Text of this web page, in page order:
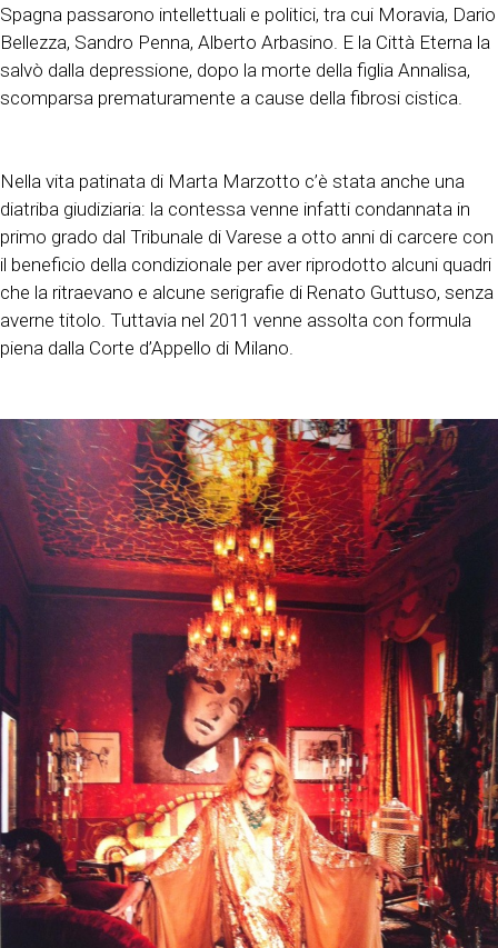
Spagna passarono intellettuali e politici, tra cui Moravia, Dario
Bellezza, Sandro Penna, Alberto Arbasino. E la Città Eterna la
salvò dalla depressione, dopo la morte della figlia Annalisa,
scomparsa prematuramente a cause della fibrosi cistica.
Nella vita patinata di Marta Marzotto c’è stata anche una
diatriba giudiziaria: la contessa venne infatti condannata in
primo grado dal Tribunale di Varese a otto anni di carcere con
il beneficio della condizionale per aver riprodotto alcuni quadri
che la ritraevano e alcune serigrafie di Renato Guttuso, senza
averne titolo. Tuttavia nel 2011 venne assolta con formula
piena dalla Corte d’Appello di Milano.